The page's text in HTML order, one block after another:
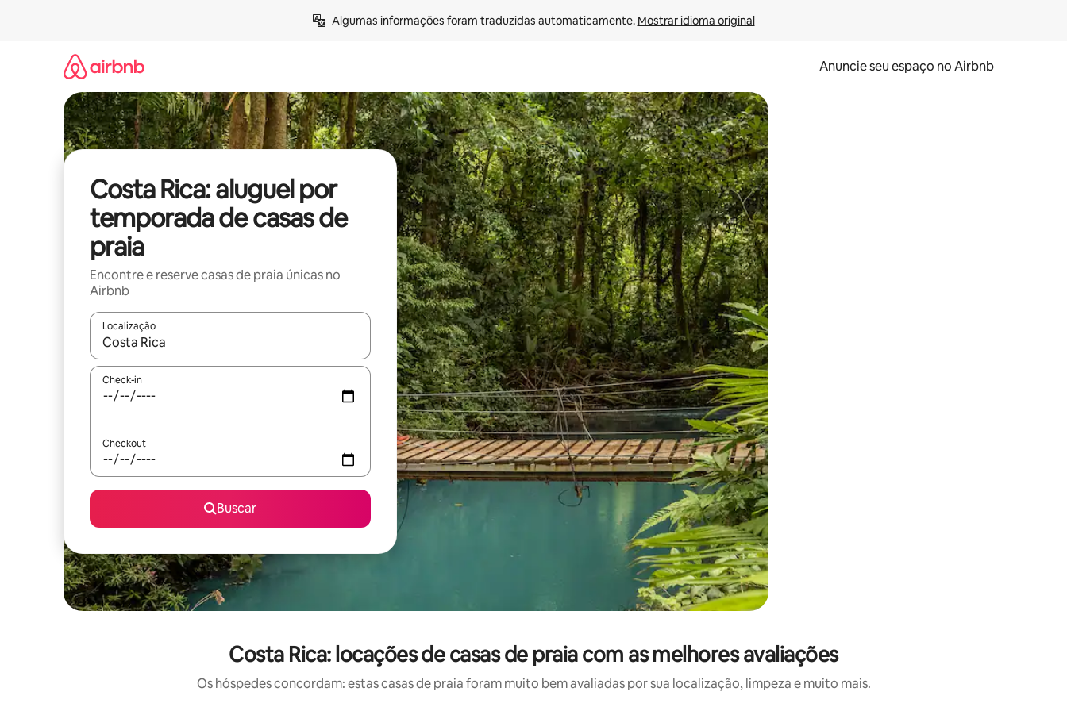
Algumas informações foram traduzidas automaticamente. Mostrar idioma original
Anuncie seu espaço no Airbnb
Costa Rica: aluguel por
temporada de casas de
praia
Encontre e reserve casas de praia únicas no
Airbnb
Localização
Quando os resultados estiverem disponíveis, explore-os usando as seta para cima e para baixo do teclado ou tocando e deslizando o dedo na tela.
Check-in
Checkout
Buscar
Costa Rica: locações de casas de praia com as melhores avaliações
Os hóspedes concordam: estas casas de praia foram muito bem avaliadas por sua localização, limpeza e muito mais.